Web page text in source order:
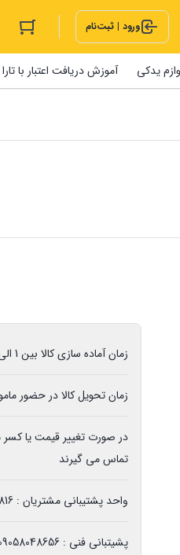
ورود | ثبت‌نام
یدکی آموزش دریافت اعتبار با تارا
زمان آماده سازی کالا بین 1 الی 3 روزه کاری
زمان تحویل کالا در حضور
در صورت تغییر قیمت یا کسر
تماس می گیرند
واحد پشتیبانی مشتریان : 05135092816 - 09157153791
پشیتبانی فنی : 09058048656